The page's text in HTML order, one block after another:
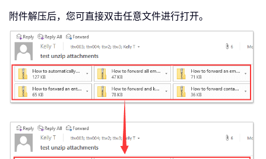
附件解压后，您可直接双击任意文件进行打开。